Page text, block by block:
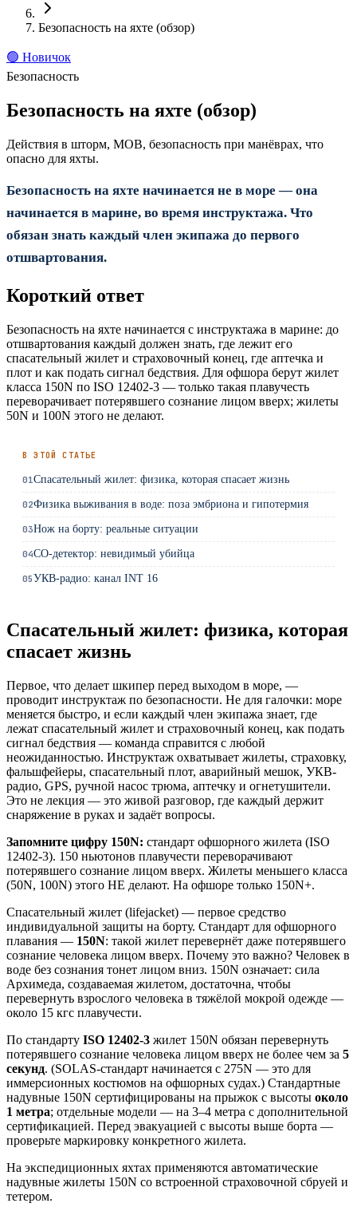
Безопасность на яхте (обзор)
🟢 Новичок
Безопасность
Безопасность на яхте (обзор)
Действия в шторм, MOB, безопасность при манёврах, что
опасно для яхты.
Безопасность на яхте начинается не в море — она
начинается в марине, во время инструктажа. Что
обязан знать каждый член экипажа до первого
отшвартования.
Короткий ответ
Безопасность на яхте начинается с инструктажа в марине: до
отшвартования каждый должен знать, где лежит его
спасательный жилет и страховочный конец, где аптечка и
плот и как подать сигнал бедствия. Для офшора берут жилет
класса 150N по ISO 12402-3 — только такая плавучесть
переворачивает потерявшего сознание лицом вверх; жилеты
50N и 100N этого не делают.
В ЭТОЙ СТАТЬЕ
01Спасательный жилет: физика, которая спасает жизнь
02Физика выживания в воде: поза эмбриона и гипотермия
03Нож на борту: реальные ситуации
04СО-детектор: невидимый убийца
05УКВ-радио: канал INT 16
Спасательный жилет: физика, которая
спасает жизнь
Первое, что делает шкипер перед выходом в море, —
проводит инструктаж по безопасности. Не для галочки: море
меняется быстро, и если каждый член экипажа знает, где
лежат спасательный жилет и страховочный конец, как подать
сигнал бедствия — команда справится с любой
неожиданностью. Инструктаж охватывает жилеты, страховку,
фальшфейеры, спасательный плот, аварийный мешок, УКВ-
радио, GPS, ручной насос трюма, аптечку и огнетушители.
Это не лекция — это живой разговор, где каждый держит
снаряжение в руках и задаёт вопросы.
Запомните цифру 150N: стандарт офшорного жилета (ISO
12402-3). 150 ньютонов плавучести переворачивают
потерявшего сознание лицом вверх. Жилеты меньшего класса
(50N, 100N) этого НЕ делают. На офшоре только 150N+.
Спасательный жилет (lifejacket) — первое средство
индивидуальной защиты на борту. Стандарт для офшорного
плавания — 150N: такой жилет перевернёт даже потерявшего
сознание человека лицом вверх. Почему это важно? Человек в
воде без сознания тонет лицом вниз. 150N означает: сила
Архимеда, создаваемая жилетом, достаточна, чтобы
перевернуть взрослого человека в тяжёлой мокрой одежде —
около 15 кгс плавучести.
По стандарту ISO 12402-3 жилет 150N обязан перевернуть
потерявшего сознание человека лицом вверх не более чем за 5
секунд. (SOLAS-стандарт начинается с 275N — это для
иммерсионных костюмов на офшорных судах.) Стандартные
надувные 150N сертифицированы на прыжок с высоты около
1 метра; отдельные модели — на 3–4 метра с дополнительной
сертификацией. Перед эвакуацией с высоты выше борта —
проверьте маркировку конкретного жилета.
На экспедиционных яхтах применяются автоматические
надувные жилеты 150N со встроенной страховочной сбруей и
тетером.